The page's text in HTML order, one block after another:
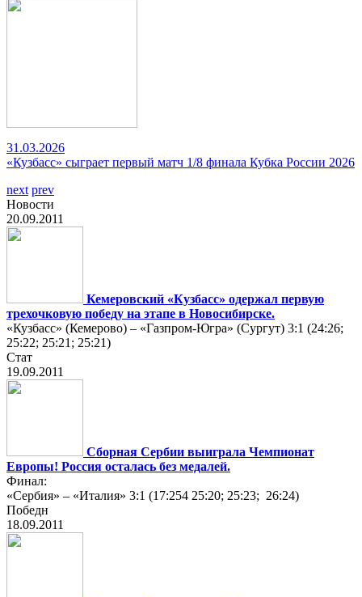
31.03.2026
«Кузбасс» сыграет первый матч 1/8 финала Кубка России 2026
next prev
Новости
20.09.2011
Кемеровский «Кузбасс» одержал первую
трехочковую победу на этапе в Новосибирске.
«Кузбасс» (Кемерово) – «Газпром-Югра» (Сургут) 3:1 (24:26;
25:22; 25:21; 25:21)
Стат
19.09.2011
Сборная Сербии выиграла Чемпионат
Европы! Россия осталаcь без медалей.
Финал:
«Сербия» – «Италия» 3:1 (17:254 25:20; 25:23; 26:24)
Победн
18.09.2011